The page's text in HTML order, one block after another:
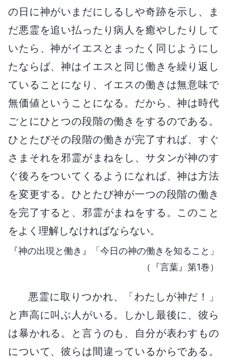
の日に神がいまだにしるしや奇跡を示し、ま
だ悪霊を追い払ったり病人を癒やしたりして
いたら、神がイエスとまったく同じようにし
たならば、神はイエスと同じ働きを繰り返し
ていることになり、イエスの働きは無意味で
無価値ということになる。だから、神は時代
ごとにひとつの段階の働きをするのである。
ひとたびその段階の働きが完了すれば、すぐ
さまそれを邪霊がまねをし、サタンが神のす
ぐ後ろをついてくるようになれば、神は方法
を変更する。ひとたび神が一つの段階の働き
を完了すると、邪霊がまねをする。このこと
をよく理解しなければならない。
『神の出現と働き』「今日の神の働きを知ること」
（『言葉』第1巻）
悪霊に取りつかれ、「わたしが神だ！」
と声高に叫ぶ人がいる。しかし最後に、彼ら
は暴かれる。と言うのも、自分が表わすもの
について、彼らは間違っているからである。